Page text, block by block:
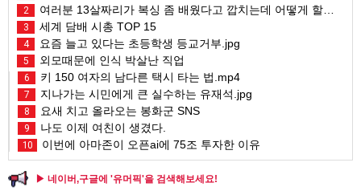
2 여러분 13살짜리가 복싱 좀 배웠다고 깝치는데 어떻게 할까요?
3 세계 담배 시총 TOP 15
4 요즘 늘고 있다는 초등학생 등교거부.jpg
5 외모때문에 인식 박살난 직업
6 키 150 여자의 남다른 택시 타는 법.mp4
7 지나가는 시민에게 큰 실수하는 유재석.jpg
8 요새 치고 올라오는 봉화군 SNS
9 나도 이제 여친이 생겼다.
10 이번에 아마존이 오픈ai에 75조 투자한 이유
▶ 네이버,구글에 '유머픽'을 검색해보세요!